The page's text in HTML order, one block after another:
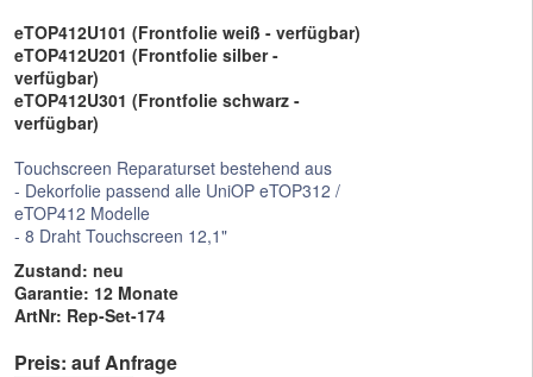
eTOP412U101 (Frontfolie weiß - verfügbar)
eTOP412U201 (Frontfolie silber -
verfügbar)
eTOP412U301 (Frontfolie schwarz -
verfügbar)
Touchscreen Reparaturset bestehend aus
- Dekorfolie passend alle UniOP eTOP312 /
eTOP412 Modelle
- 8 Draht Touchscreen 12,1"
Zustand: neu
Garantie: 12 Monate
ArtNr: Rep-Set-174
Preis: auf Anfrage